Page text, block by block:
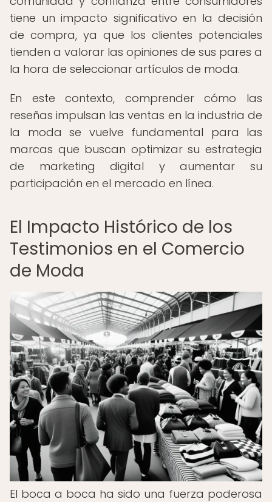
tiene un impacto significativo en la decisión
de compra, ya que los clientes potenciales
tienden a valorar las opiniones de sus pares a
la hora de seleccionar artículos de moda.
En este contexto, comprender cómo las
reseñas impulsan las ventas en la industria de
la moda se vuelve fundamental para las
marcas que buscan optimizar su estrategia
de marketing digital y aumentar su
participación en el mercado en línea.
El Impacto Histórico de los
Testimonios en el Comercio
de Moda
El boca a boca ha sido una fuerza poderosa